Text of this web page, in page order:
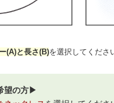
(A)と長さ(B)を選択してくださ
望の方▶